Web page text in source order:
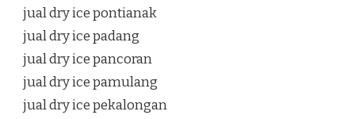
jual dry ice pontianak
jual dry ice padang
jual dry ice pancoran
jual dry ice pamulang
jual dry ice pekalongan